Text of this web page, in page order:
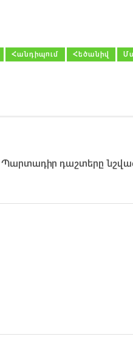
Հանդիպում Հեծանիվ
Պարտադիր դաշտերը